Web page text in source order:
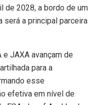
de 2028, a bordo de um
será a principal parceira
e JAXA avançam de
para a
esse
efetiva em nível de